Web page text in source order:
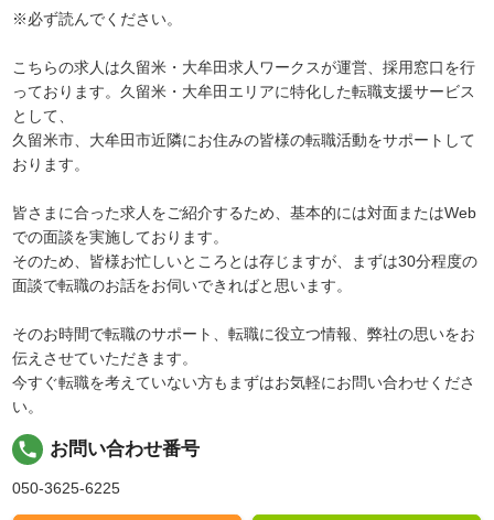
※必ず読んでください。
こちらの求人は久留米・大牟田求人ワークスが運営、採用窓口を行
っております。久留米・大牟田エリアに特化した転職支援サービス
として、
久留米市、大牟田市近隣にお住みの皆様の転職活動をサポートして
おります。
皆さまに合った求人をご紹介するため、基本的には対面またはWeb
での面談を実施しております。
そのため、皆様お忙しいところとは存じますが、まずは30分程度の
面談で転職のお話をお伺いできればと思います。
そのお時間で転職のサポート、転職に役立つ情報、弊社の思いをお
伝えさせていただきます。
今すぐ転職を考えていない方もまずはお気軽にお問い合わせくださ
い。
local_phone お問い合わせ番号
050-3625-6225